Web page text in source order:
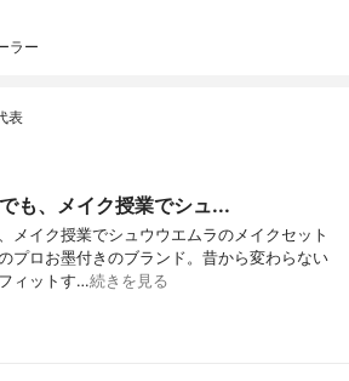
ラー
表
も、メイク授業でシュ...
メイク授業でシュウウエムラのメイクセット
プロお墨付きのブランド。昔から変わらない
ィットす…続きを見る